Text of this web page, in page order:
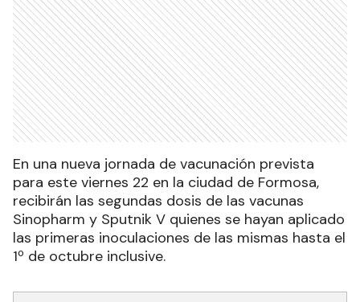
En una nueva jornada de vacunación prevista
para este viernes 22 en la ciudad de Formosa,
recibirán las segundas dosis de las vacunas
Sinopharm y Sputnik V quienes se hayan aplicado
las primeras inoculaciones de las mismas hasta el
1º de octubre inclusive.